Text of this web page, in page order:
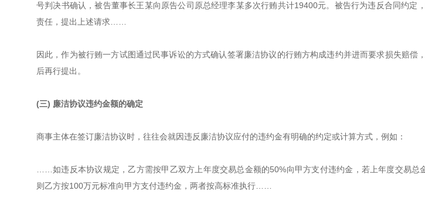
号判决书确认，被告董事长王某向原告公司原总经理李某多次行贿共计19400元。被告行为违反合同约定
责任，提出上述请求……
因此，作为被行贿一方试图通过民事诉讼的方式确认签署廉洁协议的行贿方构成违约并进而要求损失赔偿
后再行提出。
(三) 廉洁协议违约金额的确定
商事主体在签订廉洁协议时，往往会就因违反廉洁协议应付的违约金有明确的约定或计算方式，例如：
……如违反本协议规定，乙方需按甲乙双方上年度交易总金额的50%向甲方支付违约金，若上年度交易总
则乙方按100万元标准向甲方支付违约金，两者按高标准执行……